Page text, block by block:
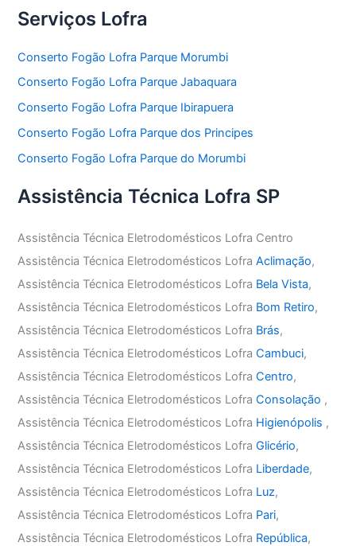
Serviços Lofra
Conserto Fogão Lofra Parque Morumbi
Conserto Fogão Lofra Parque Jabaquara
Conserto Fogão Lofra Parque Ibirapuera
Conserto Fogão Lofra Parque dos Principes
Conserto Fogão Lofra Parque do Morumbi
Assistência Técnica Lofra SP
Assistência Técnica Eletrodomésticos Lofra Centro
Assistência Técnica Eletrodomésticos LofraAclimação,
Assistência Técnica Eletrodomésticos Lofra Bela Vista,
Assistência Técnica Eletrodomésticos Lofra Bom Retiro,
Assistência Técnica Eletrodomésticos Lofra Brás,
Assistência Técnica Eletrodomésticos LofraCambuci,
Assistência Técnica Eletrodomésticos LofraCentro,
Assistência Técnica Eletrodomésticos LofraConsolação ,
Assistência Técnica Eletrodomésticos Lofra Higienópolis ,
Assistência Técnica Eletrodomésticos LofraGlicério,
Assistência Técnica Eletrodomésticos Lofra Liberdade,
Assistência Técnica Eletrodomésticos Lofra Luz,
Assistência Técnica Eletrodomésticos Lofra Pari,
Assistência Técnica Eletrodomésticos Lofra República,